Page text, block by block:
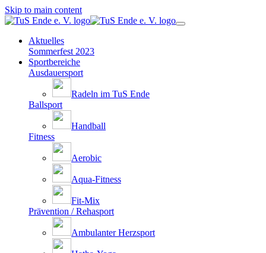
Skip to main content
Aktuelles
Sommerfest 2023
Sportbereiche
Ausdauersport
Radeln im TuS Ende
Ballsport
Handball
Fitness
Aerobic
Aqua-Fitness
Fit-Mix
Prävention / Rehasport
Ambulanter Herzsport